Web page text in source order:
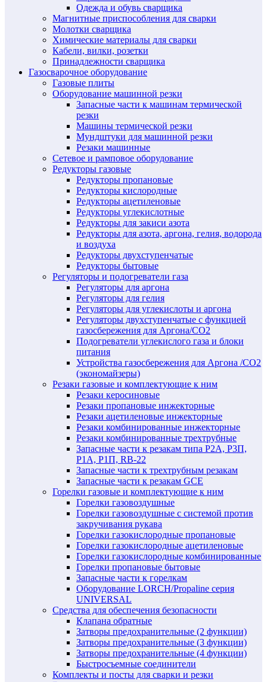
Одежда и обувь сварщика
Магнитные приспособления для сварки
Молотки сварщика
Химические материалы для сварки
Кабели, вилки, розетки
Принадлежности сварщика
Газосварочное оборудование
Газовые плиты
Оборудование машинной резки
Запасные части к машинам термической
резки
Машины термической резки
Мундштуки для машинной резки
Резаки машинные
Сетевое и рамповое оборудование
Редукторы газовые
Редукторы пропановые
Редукторы кислородные
Редукторы ацетиленовые
Редукторы углекислотные
Редукторы для закиси азота
Редукторы для азота, аргона, гелия, водорода
и воздуха
Редукторы двухступенчатые
Редукторы бытовые
Регуляторы и подогреватели газа
Регуляторы для аргона
Регуляторы для гелия
Регуляторы для углекислоты и аргона
Регуляторы двухступенчатые c функцией
газосбережения для Аргона/СО2
Подогреватели углекислого газа и блоки
питания
Устройства газосбережения для Аргона /СО2
(экономайзеры)
Резаки газовые и комплектующие к ним
Резаки керосиновые
Резаки пропановые инжекторные
Резаки ацетиленовые инжекторные
Резаки комбинированные инжекторные
Резаки комбинированные трехтрубные
Запасные части к резакам типа Р2А, Р3П,
Р1А, Р1П, RB-22
Запасные части к трехтрубным резакам
Запасные части к резакам GCE
Горелки газовые и комплектующие к ним
Горелки газовоздушные
Горелки газовоздушные с системой против
закручивания рукава
Горелки газокислородные пропановые
Горелки газокислородные ацетиленовые
Горелки газокислородные комбинированные
Горелки пропановые бытовые
Запасные части к горелкам
Оборудование LORCH/Propaline серия
UNIVERSAL
Средства для обеспечения безопасности
Клапана обратные
Затворы предохранительные (2 функции)
Затворы предохранительные (3 функции)
Затворы предохранительные (4 функции)
Быстросъемные соединители
Комплекты и посты для сварки и резки